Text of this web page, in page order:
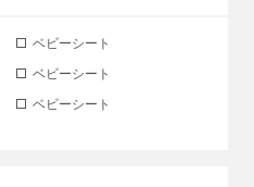
ベビーシート
ベビーシート
ベビーシート